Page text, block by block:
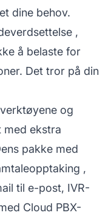
dine behov.
,
å belaste for
Det tror på din
og
med ekstra
pakke med
,
til e-post, IVR-
Cloud PBX-